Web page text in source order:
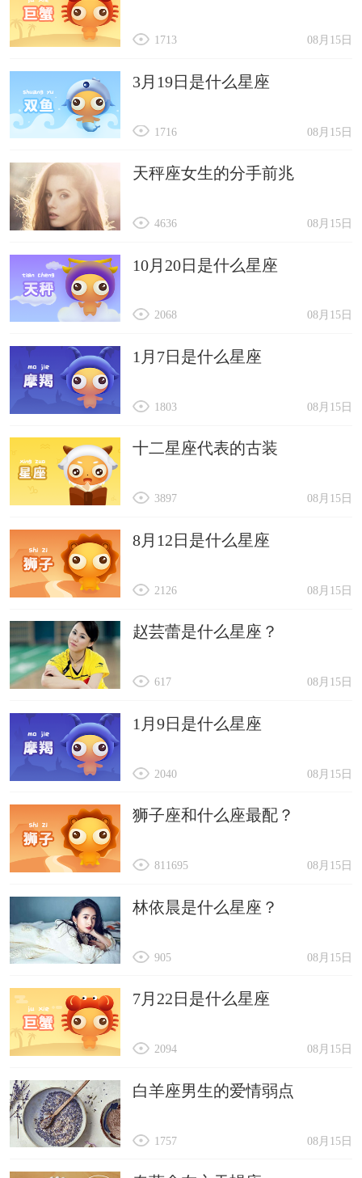
08月15日
1713
3月19日是什么星座
08月15日
1716
天秤座女生的分手前兆
08月15日
4636
10月20日是什么星座
08月15日
2068
1月7日是什么星座
08月15日
1803
十二星座代表的古装
08月15日
3897
8月12日是什么星座
08月15日
2126
赵芸蕾是什么星座？
08月15日
617
1月9日是什么星座
08月15日
2040
狮子座和什么座最配？
08月15日
811695
林依晨是什么星座？
08月15日
905
7月22日是什么星座
08月15日
2094
白羊座男生的爱情弱点
08月15日
1757